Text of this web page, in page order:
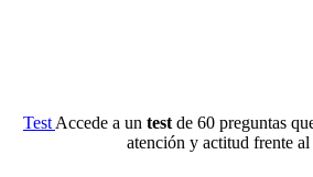
Test Accede a un test de 60 preguntas
atención y actitud frente al